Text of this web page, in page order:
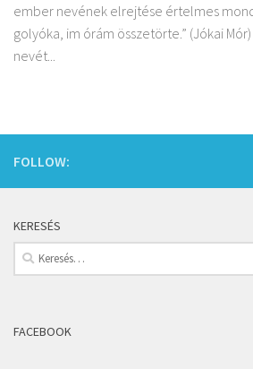
ember nevének elrejtése értelmes
golyóka, im órám összetörte.” (Jókai
nevét...
FOLLOW:
KERESÉS
Keresés:
FACEBOOK